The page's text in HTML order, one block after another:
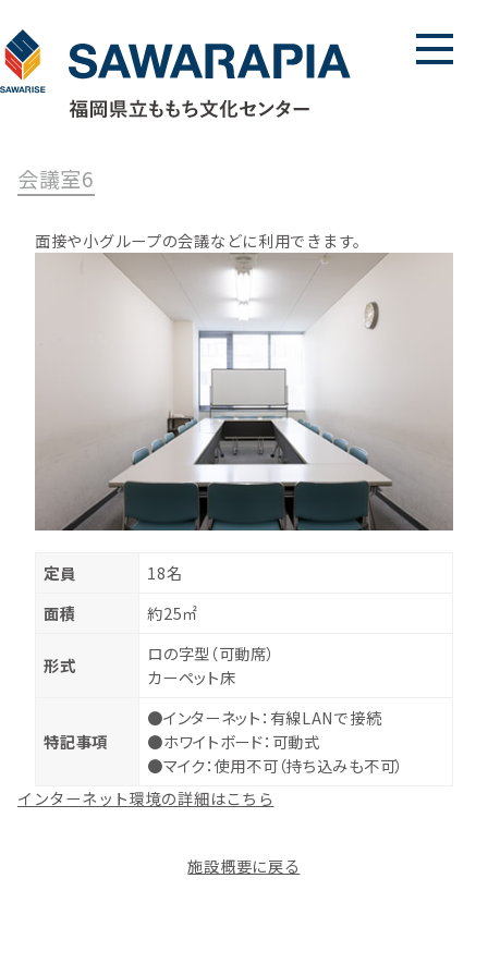
メニュ
会議室6
面接や小グループの会議などに利用できます。
定員
18名
面積
約25㎡
形式
ロの字型（可動席）
カーペット床
特記事項
●インターネット：有線LANで接続
●ホワイトボード：可動式
●マイク：使用不可（持ち込みも不可）
インターネット環境の詳細はこちら
施設概要に戻る